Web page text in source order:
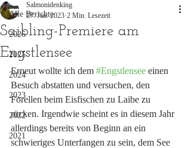
Alle Berichte
2026
2025
2024
2023
2022
2021
Saibling-Premiere am
Engstlensee
Salmonidenking
27. Jan. 2023 2 Min. Lesezeit
Erneut wollte ich dem #Engstlensee einen
Besuch abstatten und versuchen, den
Forellen beim Eisfischen zu Laibe zu
rücken. Irgendwie scheint es in diesem Jahr
allerdings bereits von Beginn an ein
schwieriges Unterfangen zu sein, dem See